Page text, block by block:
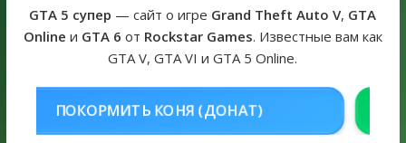
Auto VI
GTA 5 супер — сайт о игре Grand Theft Auto V, GTA
Online и GTA 6 от Rockstar Games. Известные вам как
GTA V, GTA VI и GTA 5 Online.
(ДОНАТ) КУПИТЬ GTA 5